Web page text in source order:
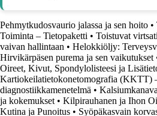
Pehmytkudosvaurio jalassa ja sen hoito •
Toiminta – Tietopaketti • Toistuvat
vaivan hallintaan • Helokkiöljy:
Hirvikärpäsen purema ja sen vaikutukset
Oireet, Kivut, Spondylolisteesi ja
Kartiokeilatietokonetomografia (KKTT)
diagnostiikkamenetelmä •
ja kokemukset • Kilpirauhanen ja Ihon
Kutina ja Punoitus • Syöpäkasvain